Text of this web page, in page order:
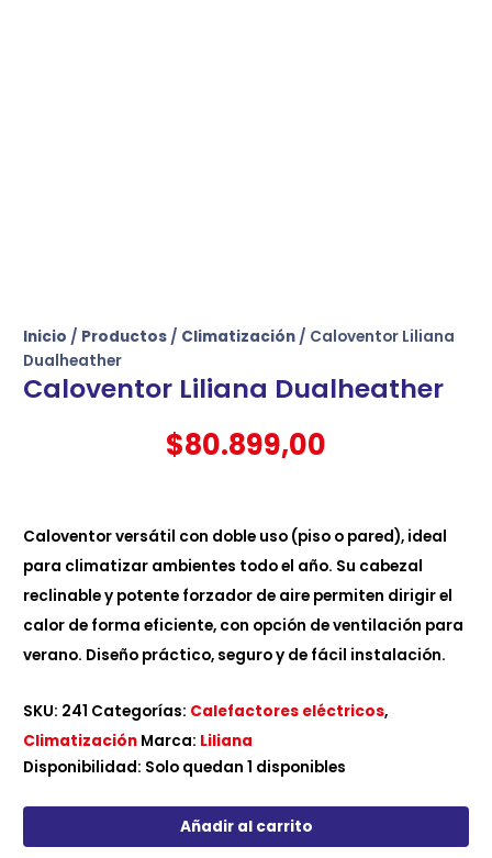
Inicio / Productos / Climatización / Caloventor Liliana
Dualheather
Caloventor Liliana Dualheather
$80.899,00
Caloventor versátil con doble uso (piso o pared), ideal
para climatizar ambientes todo el año. Su cabezal
reclinable y potente forzador de aire permiten dirigir el
calor de forma eficiente, con opción de ventilación para
verano. Diseño práctico, seguro y de fácil instalación.
SKU: 241 Categorías: Calefactores eléctricos,
Climatización Marca: Liliana
Disponibilidad: Solo quedan 1 disponibles
Añadir al carrito